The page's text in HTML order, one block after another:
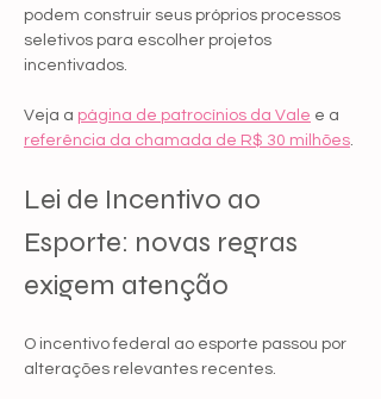
podem construir seus próprios processos
seletivos para escolher projetos
incentivados.
Veja a página de patrocínios da Vale e a
referência da chamada de R$ 30 milhões.
Lei de Incentivo ao
Esporte: novas regras
exigem atenção
O incentivo federal ao esporte passou por
alterações relevantes recentes.